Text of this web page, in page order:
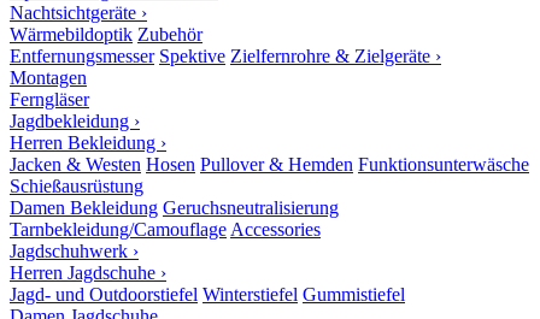
Nachtsichtgeräte ›
Wärmebildoptik Zubehör
Entfernungsmesser Spektive Zielfernrohre & Zielgeräte ›
Montagen
Ferngläser
Jagdbekleidung ›
Herren Bekleidung ›
Jacken & Westen Hosen Pullover & Hemden Funktionsunterwäsche
Schießausrüstung
Damen Bekleidung Geruchsneutralisierung
Tarnbekleidung/Camouflage Accessories
Jagdschuhwerk ›
Herren Jagdschuhe ›
Jagd- und Outdoorstiefel Winterstiefel Gummistiefel